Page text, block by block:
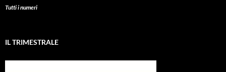
Tutti i numeri
IL TRIMESTRALE